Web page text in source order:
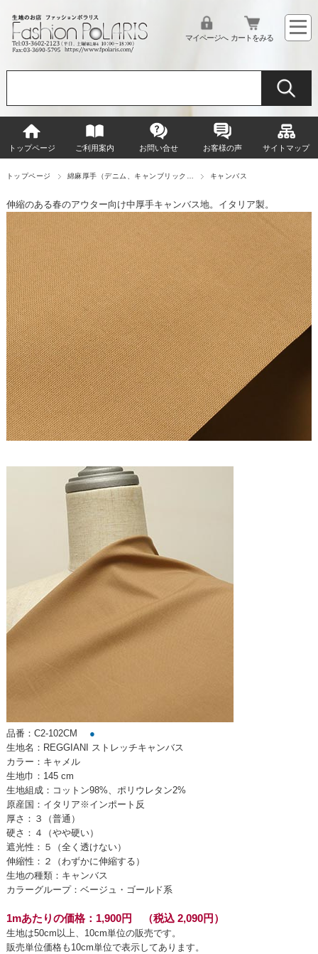
マイページへ カートをみる
トップページ ご利用案内 お問い合せ お客様の声 サイトマップ
トップページ 綿麻厚手（デニム、キャンブリック… キャンバス
伸縮のある春のアウター向け中厚手キャンバス地。イタリア製。
品番：C2-102CM
●
生地名：REGGIANI ストレッチキャンバス
カラー：キャメル
生地巾：145 cm
生地組成：コットン98%、ポリウレタン2%
原産国：イタリア※インポート反
厚さ：３（普通）
硬さ：４（やや硬い）
遮光性：５（全く透けない）
伸縮性：２（わずかに伸縮する）
生地の種類：キャンバス
カラーグループ：ベージュ・ゴールド系
1mあたりの価格：1,900円 （税込 2,090円）
生地は50cm以上、10cm単位の販売です。
販売単位価格も10cm単位で表示してあります。